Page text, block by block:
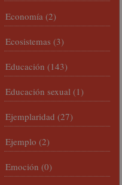
Economía (2)
Ecosistemas (3)
Educación (143)
Educación sexual (1)
Ejemplaridad (27)
Ejemplo (2)
Emoción (0)